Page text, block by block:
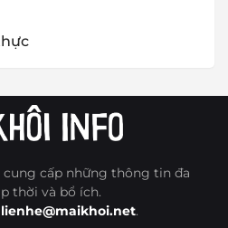
cấp những thông tin đa
thời và bổ ích.
lienhe@maikhoi.net.